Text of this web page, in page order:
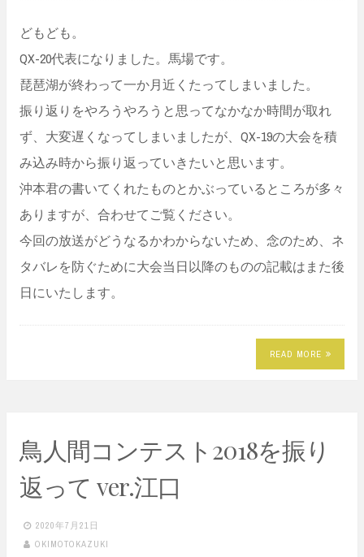
どもども。
QX-20代表になりました。馬場です。
琵琶湖が終わって一か月近くたってしまいました。
振り返りをやろうやろうと思ってなかなか時間が取れ
ず、大変遅くなってしまいましたが、QX-19の大会を積
み込み時から振り返っていきたいと思います。
沖本君の書いてくれたものとかぶっているところが多々
ありますが、合わせてご覧ください。
今回の放送がどうなるかわからないため、念のため、ネ
タバレを防ぐために大会当日以降のものの記載はまた後
日にいたします。
READ MORE
鳥人間コンテスト2018を振り
返って ver.江口
2020年7月21日
OKIMOTOKAZUKI